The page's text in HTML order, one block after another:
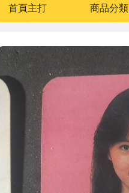
首頁主打 商品分類
偶像、球員卡與郵幣